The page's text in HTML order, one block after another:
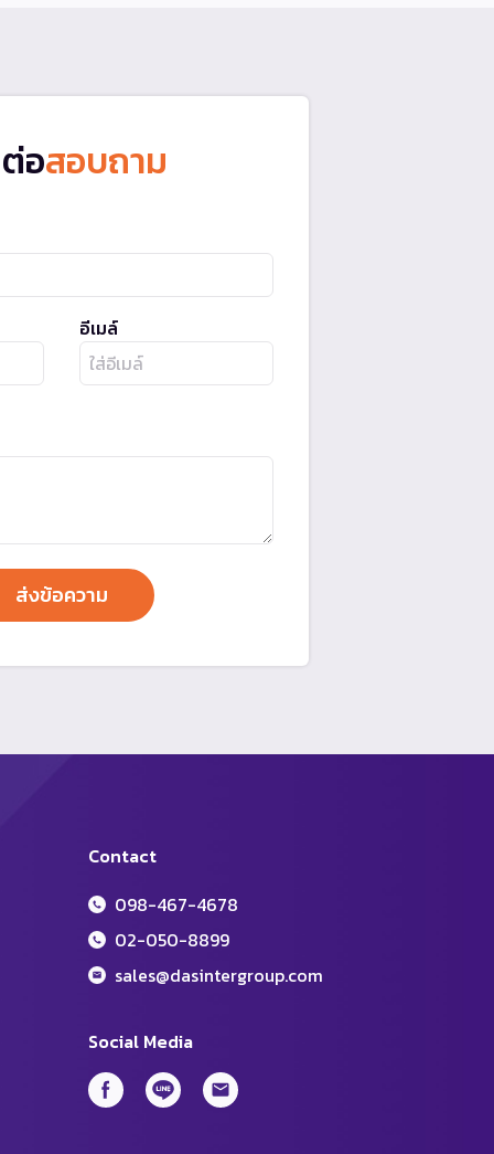
อสอบถาม
อีเมล์
Social Media
Contact
098-467-4678
02-050-8899
sales@dasintergroup.com